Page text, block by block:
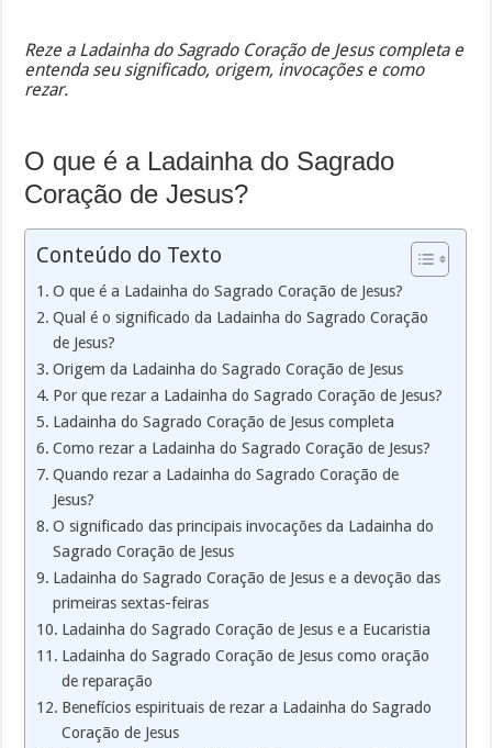
Reze a Ladainha do Sagrado Coração de Jesus completa e
entenda seu significado, origem, invocações e como
rezar.
O que é a Ladainha do Sagrado
Coração de Jesus?
Conteúdo do Texto
O que é a Ladainha do Sagrado Coração de Jesus?
Qual é o significado da Ladainha do Sagrado Coração
de Jesus?
Origem da Ladainha do Sagrado Coração de Jesus
Por que rezar a Ladainha do Sagrado Coração de Jesus?
Ladainha do Sagrado Coração de Jesus completa
Como rezar a Ladainha do Sagrado Coração de Jesus?
Quando rezar a Ladainha do Sagrado Coração de
Jesus?
O significado das principais invocações da Ladainha do
Sagrado Coração de Jesus
Ladainha do Sagrado Coração de Jesus e a devoção das
primeiras sextas-feiras
Ladainha do Sagrado Coração de Jesus e a Eucaristia
Ladainha do Sagrado Coração de Jesus como oração
de reparação
Benefícios espirituais de rezar a Ladainha do Sagrado
Coração de Jesus